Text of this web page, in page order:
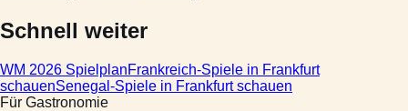
Schnell weiter
WM 2026 SpielplanFrankreich-Spiele in Frankfurt
schauenSenegal-Spiele in Frankfurt schauen
Für Gastronomie